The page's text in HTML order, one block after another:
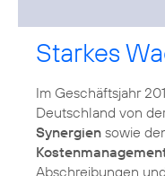
Starkes
Im Geschäftsjahr
Deutschland von
Synergien sowie
Abschreibungen